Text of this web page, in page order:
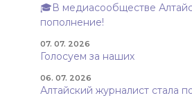
🎓В медиасообществе
пополнение!
07. 07. 2026
Голосуем за наших
06. 07. 2026
Алтайский журналист стала